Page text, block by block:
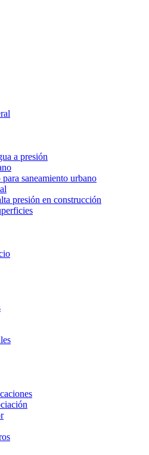
a presión
saneamiento urbano
presión en construcción